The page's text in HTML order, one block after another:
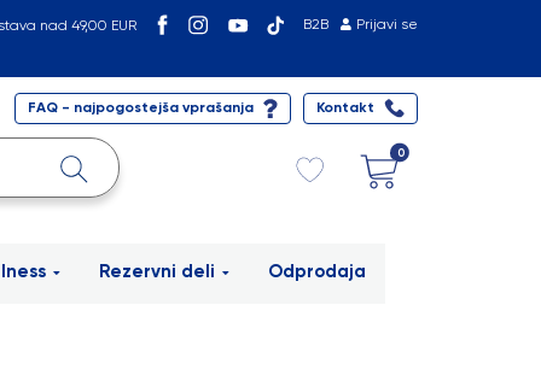
B2B Prijavi se
nad 49,00 EUR
FAQ - najpogostejša vprašanja Kontakt
0
Rezervni deli Odprodaja